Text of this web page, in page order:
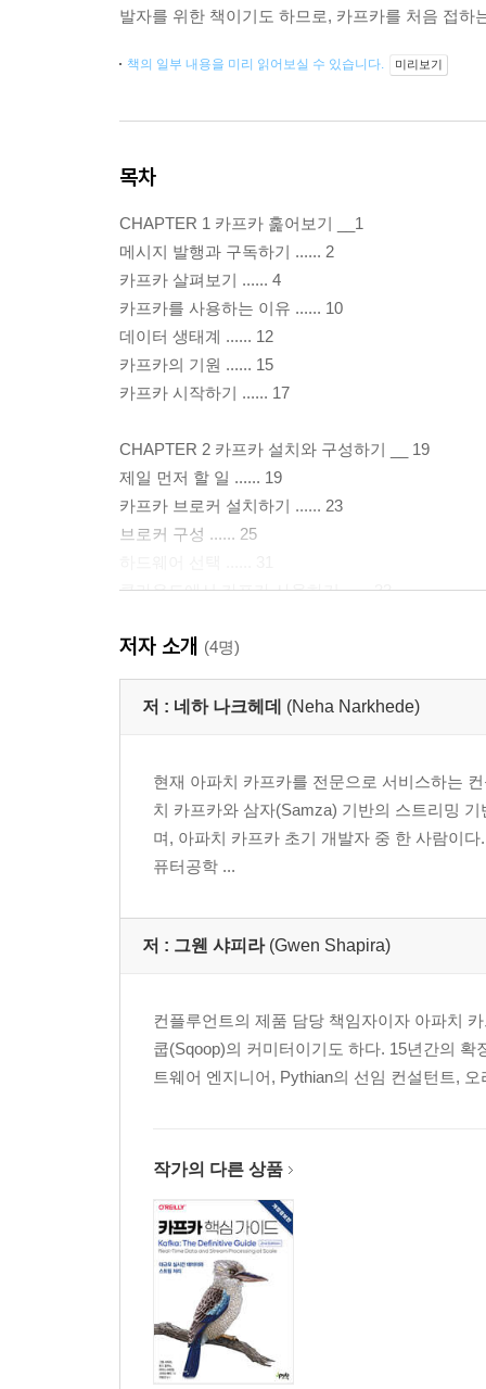
발자를 위한 책이기도 하므로, 카프카를 처음 접하
책의 일부 내용을 미리 읽어보실 수 있습니다. 미리보기
목차
CHAPTER 1 카프카 훑어보기 __1
메시지 발행과 구독하기 ...... 2
카프카 살펴보기 ...... 4
카프카를 사용하는 이유 ...... 10
데이터 생태계 ...... 12
카프카의 기원 ...... 15
카프카 시작하기 ...... 17
CHAPTER 2 카프카 설치와 구성하기 __ 19
제일 먼저 할 일 ...... 19
카프카 브로커 설치하기 ...... 23
브로커 구성 ...... 25
클라우드에서 카프카 사용하기 ...... 33
실제 업무 사용 시 고려사항 ...... 40
요약 ...... 43
카프카 프로듀서 구성하기 ...... 48
카프카에 메시지 전송하기 ...... 51
프로듀서 구성하기 ...... 54
직렬처리기 ...... 58
요약 ...... 69
CHAPTER 4 카프카 컨슈머: 카프카에서 데이터 읽
카프카 컨슈머의 중요 개념 ...... 71
카프카 컨슈머 생성하기 ...... 77
커밋과 오프셋 ...... 85
리밸런싱 리스너 ...... 92
특정 오프셋을 사용해서 레코드 소비하기 ...... 95
어떻게 폴링 루프를 벗어나야 할까? ...... 98
역직렬처리기 ...... 100
독자 실행 컨슈머: 그룹 없이 하나의 컨슈머만 사
구버전의 컨슈머 API들 ...... 105
요약 ...... 106
저자 소개 (4명)
저 : 네하 나크헤데 (Neha Narkhede)
현재 아파치 카프카를 전문으로 서비스하는
치 카프카와 삼자(Samza) 기반의 스트리밍
며, 아파치 카프카 초기 개발자 중 한 사람이
퓨터공학 ...
저 : 그웬 샤피라 (Gwen Shapira)
컨플루언트의 제품 담당 책임자이자 아파치
쿱(Sqoop)의 커미터이기도 하다. 15년간의
트웨어 엔지니어, Pythian의 선임 컨설턴트,
작가의 다른 상품